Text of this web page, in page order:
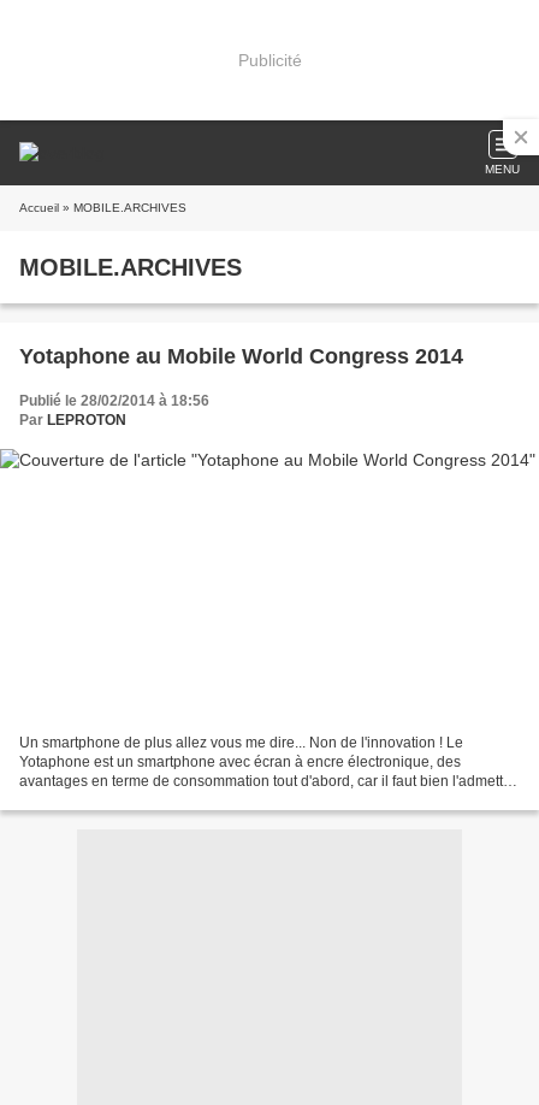
Publicité
MENU
Accueil » MOBILE.ARCHIVES
MOBILE.ARCHIVES
Yotaphone au Mobile World Congress 2014
Publié le 28/02/2014 à 18:56
Par LEPROTON
Un smartphone de plus allez vous me dire... Non de l'innovation ! Le
Yotaphone est un smartphone avec écran à encre électronique, des
avantages en terme de consommation tout d'abord, car il faut bien l'admettre,